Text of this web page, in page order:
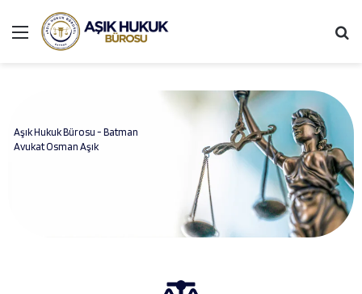
Aşık Hukuk Bürosu - Batman
Avukat Osman Aşık